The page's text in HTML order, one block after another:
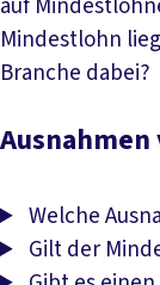
auf
Mindestlohn
Branche dabei?
Welche
Gilt der